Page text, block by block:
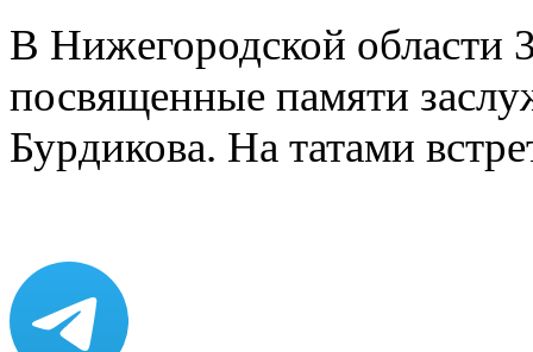
В Нижегородской области
посвященные памяти
Бурдикова. На татами